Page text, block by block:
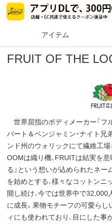
アイテム
FRUIT OF THE
世界屈指のボディメーカー「フ
バート＆ベンジャミン・ナイト兄
ンド州のウォリックにて繊維工
OOMは織り機、FRUITは結実を意
る」という想いが込められたネー
を始めとする、様々なコットン
開し続け、今では世界中で
に成長。果物モチーフの可愛らし
ィにも使われており、目にした